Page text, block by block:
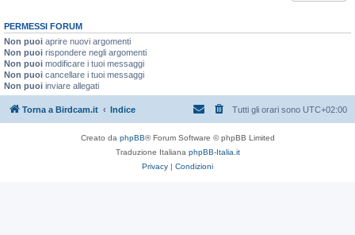
PERMESSI FORUM
Non puoi aprire nuovi argomenti
Non puoi rispondere negli argomenti
Non puoi modificare i tuoi messaggi
Non puoi cancellare i tuoi messaggi
Non puoi inviare allegati
Torna a Birdcam.it Indice Tutti gli orari sono UTC+02:00
Creato da phpBB® Forum Software © phpBB Limited
Traduzione Italiana phpBB-Italia.it
Privacy | Condizioni